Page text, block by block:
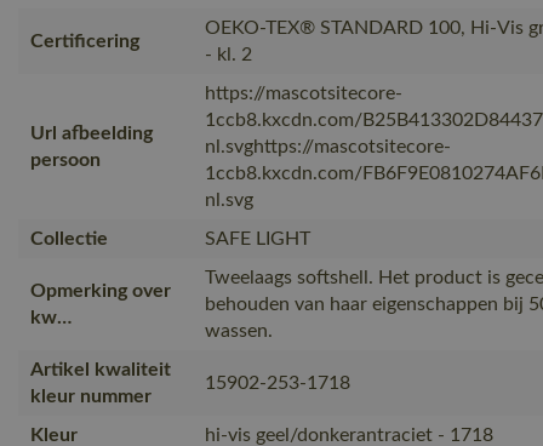
Certificering
OEKO-TEX® STANDARD 100, Hi-Vis
- kl. 2
Url afbeelding
persoon
https://mascotsitecore-
1ccb8.kxcdn.com/
nl.svghttps://mascotsitecore-
1ccb8.kxcdn.com/
nl.svg
Collectie
SAFE LIGHT
Opmerking over
kw…
Tweelaags softshell. Het product is
behouden van haar eigenschappen bij
wassen.
Artikel kwaliteit
kleur nummer
15902-253-1718
Kleur
hi-vis geel/donkerantraciet - 1718